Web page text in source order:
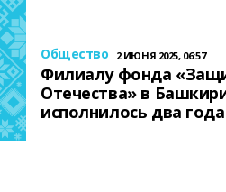
Общество 2 ИЮНЯ 2025, 06:57
Филиалу фонда
Отечества» в
исполнилось два года